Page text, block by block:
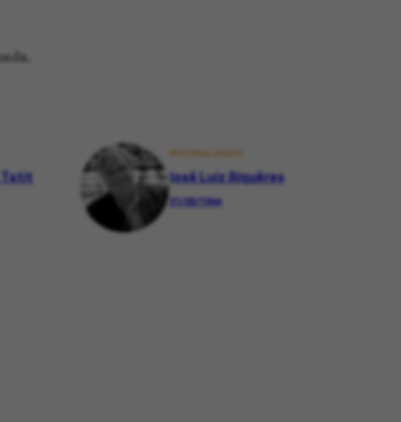
Tatit
PERSONALIDADES
José Luiz Alquéres
31/03/1944